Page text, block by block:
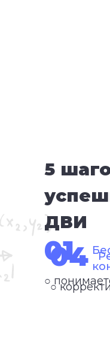
01
○○
5
ДВИ
04